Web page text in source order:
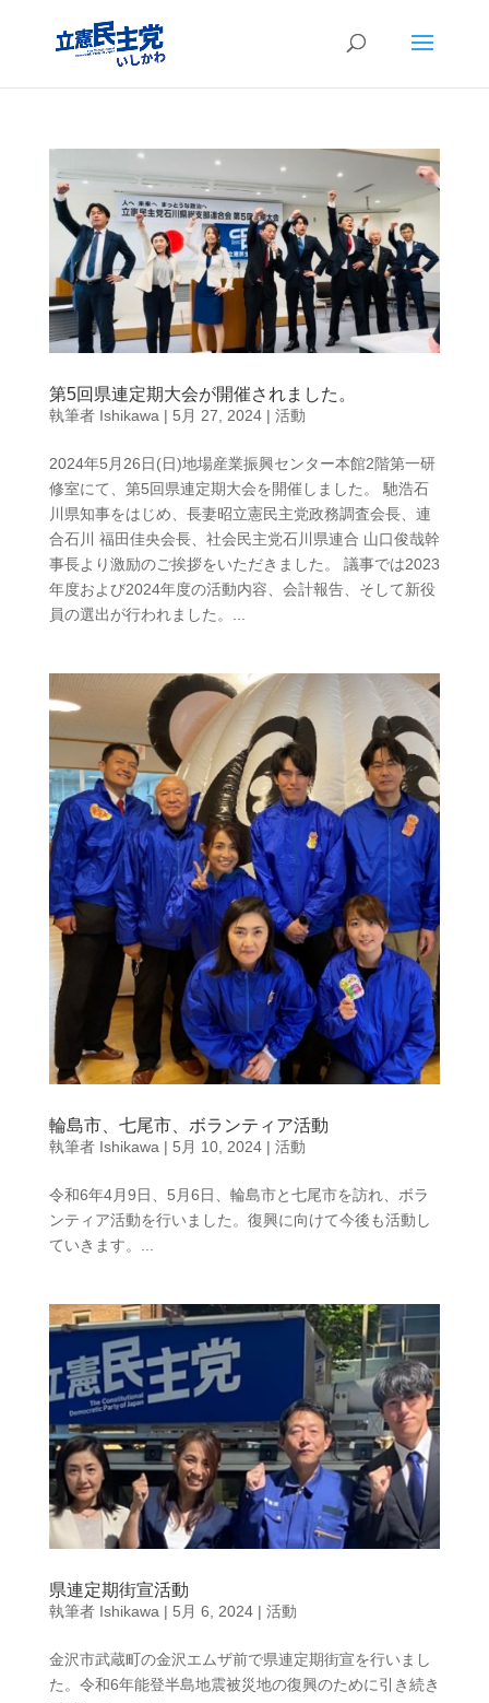
第5回県連定期大会が開催されました。
執筆者 Ishikawa | 5月 27, 2024| 活動
2024年5月26日(日)地場産業振興センター本館2階第一研
修室にて、第5回県連定期大会を開催しました。 馳浩石
川県知事をはじめ、長妻昭立憲民主党政務調査会長、連
合石川 福田佳央会長、社会民主党石川県連合 山口俊哉幹
事長より激励のご挨拶をいただきました。 議事では2023
年度および2024年度の活動内容、会計報告、そして新役
員の選出が行われました。...
輪島市、七尾市、ボランティア活動
執筆者 Ishikawa| 5月 10, 2024| 活動
令和6年4月9日、5月6日、輪島市と七尾市を訪れ、ボラ
ンティア活動を行いました。復興に向けて今後も活動し
ていきます。...
県連定期街宣活動
執筆者 Ishikawa | 5月 6, 2024| 活動
金沢市武蔵町の金沢エムザ前で県連定期街宣を行いまし
た。令和6年能登半島地震被災地の復興のために引き続き